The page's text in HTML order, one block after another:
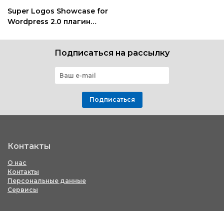
Super Logos Showcase for
Wordpress 2.0 плагин
Подписаться на рассылку
Подписаться
Контакты
О нас
Контакты
Персональные данные
Сервисы